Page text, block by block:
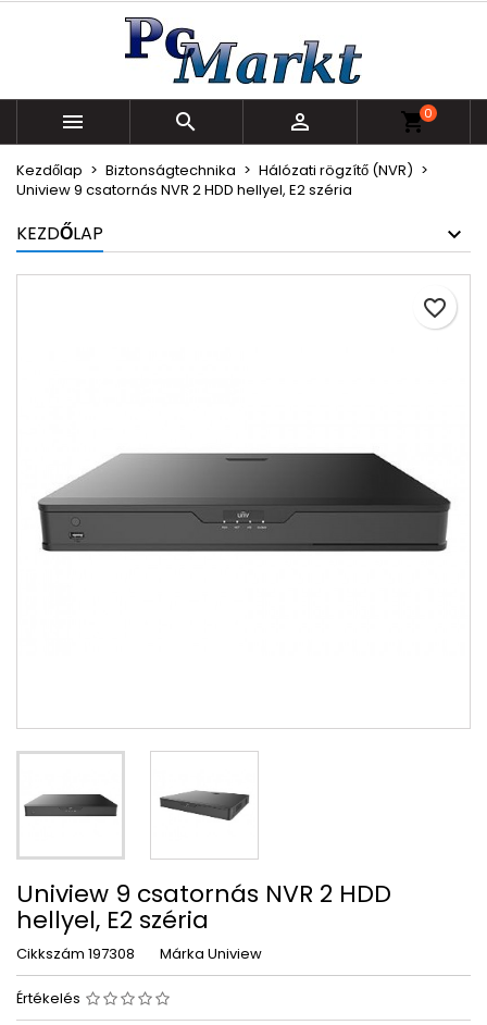
   shopping_cart0
Kezdőlap Biztonságtechnika
Hálózati rögzítő (NVR)
Uniview 9 csatornás NVR 2 HDD hellyel, E2 széria
KEZDŐLAP
Uniview 9 csatornás NVR 2 HDD
hellyel, E2 széria
Cikkszám 197308 Márka Uniview
Értékelés
favorite_border
Kívánságlistáim
add_circle_outline Új lista létrehozása
Kívánságlista létrehozása
Kívánságlista neve
Bejelentkezés
Be kell jelentkezned a termékek kívánságlistába
történő mentéséhez.
Mégsem Bejelentkezés